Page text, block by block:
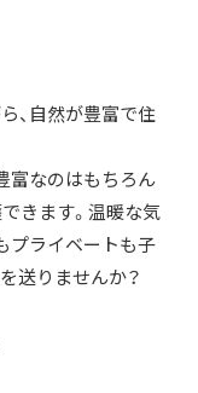
、自然が豊富で住
富なのはもちろん
きます。温暖な気
プライベートも子
送りませんか？